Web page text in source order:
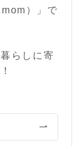
）」で
らしに寄